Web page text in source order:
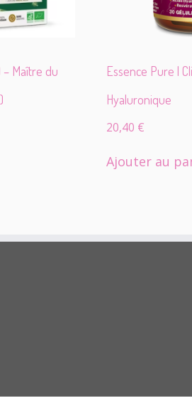
– Maître du
Essence Pure |
Hyaluronique
20,40 €
Ajouter au